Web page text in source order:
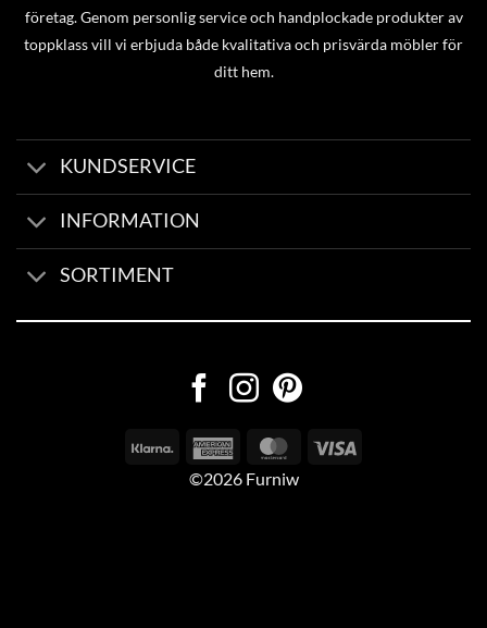
företag. Genom personlig service och handplockade produkter av
toppklass vill vi erbjuda både kvalitativa och prisvärda möbler för
ditt hem.
KUNDSERVICE
INFORMATION
SORTIMENT
©2026 Furniw